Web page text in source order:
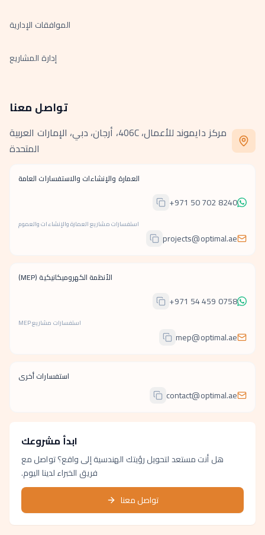
الموافقات الإدارية
إدارة المشاريع
تواصل معنا
مركز دايموند للأعمال، 406C، أرجان، دبي، الإمارات العربية
المتحدة
العمارة والإنشاءات والاستفسارات العامة
+971 50 702 8240
استفسارات مشاريع العمارة والإنشاءات والعموم
projects@optimal.ae
الأنظمة الكهروميكانيكية (MEP)
+971 54 459 0758
استفسارات مشاريع MEP
mep@optimal.ae
استفسارات أخرى
contact@optimal.ae
ابدأ مشروعك
هل أنت مستعد لتحويل رؤيتك الهندسية إلى واقع؟ تواصل مع
فريق الخبراء لدينا اليوم.
تواصل معنا